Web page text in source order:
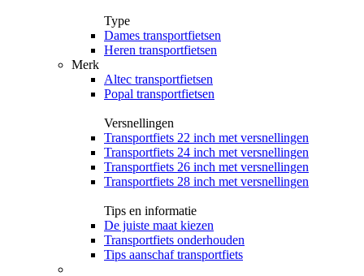
Type
Dames transportfietsen
Heren transportfietsen
Merk
Altec transportfietsen
Popal transportfietsen
Versnellingen
Transportfiets 22 inch met versnellingen
Transportfiets 24 inch met versnellingen
Transportfiets 26 inch met versnellingen
Transportfiets 28 inch met versnellingen
Tips en informatie
De juiste maat kiezen
Transportfiets onderhouden
Tips aanschaf transportfiets